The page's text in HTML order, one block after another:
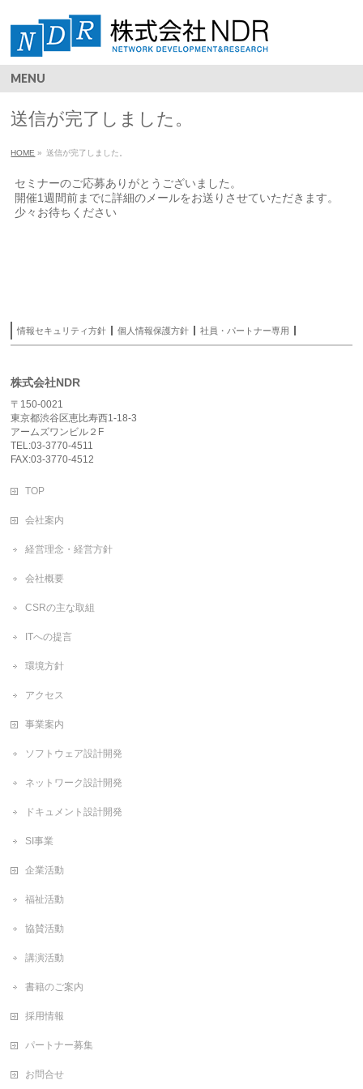
MENU
送信が完了しました。
HOME » 送信が完了しました。
セミナーのご応募ありがとうございました。
開催1週間前までに詳細のメールをお送りさせていただきます。
少々お待ちください
情報セキュリティ方針 個人情報保護方針 社員・パートナー専用
株式会社NDR
〒150-0021
東京都渋谷区恵比寿西1-18-3
アームズワンビル２F
TEL:03-3770-4511
FAX:03-3770-4512
TOP
会社案内
経営理念・経営方針
会社概要
CSRの主な取組
ITへの提言
環境方針
アクセス
事業案内
ソフトウェア設計開発
ネットワーク設計開発
ドキュメント設計開発
SI事業
企業活動
福祉活動
協賛活動
講演活動
書籍のご案内
採用情報
パートナー募集
お問合せ